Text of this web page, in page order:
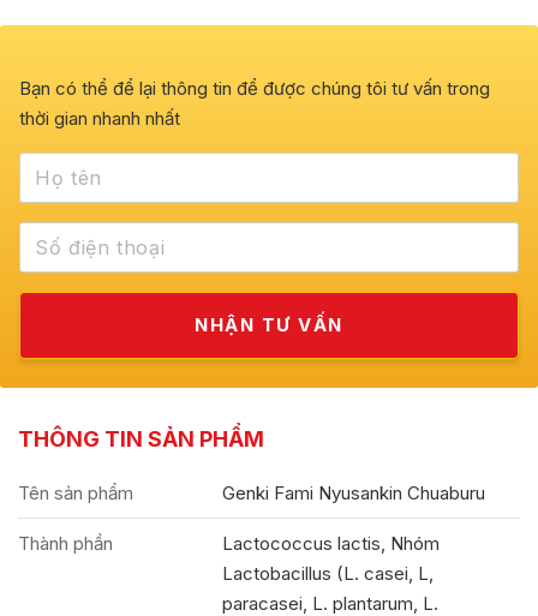
Bạn có thể để lại thông tin để được chúng tôi tư vấn trong
thời gian nhanh nhất
THÔNG TIN SẢN PHẨM
Tên sản phẩm Genki Fami Nyusankin Chuaburu
Thành phần
Lactococcus lactis, Nhóm
Lactobacillus (L. casei, L,
paracasei, L. plantarum, L.